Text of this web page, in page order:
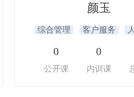
颜玉
综合管理 客户服务
0
公开课
0
内训课